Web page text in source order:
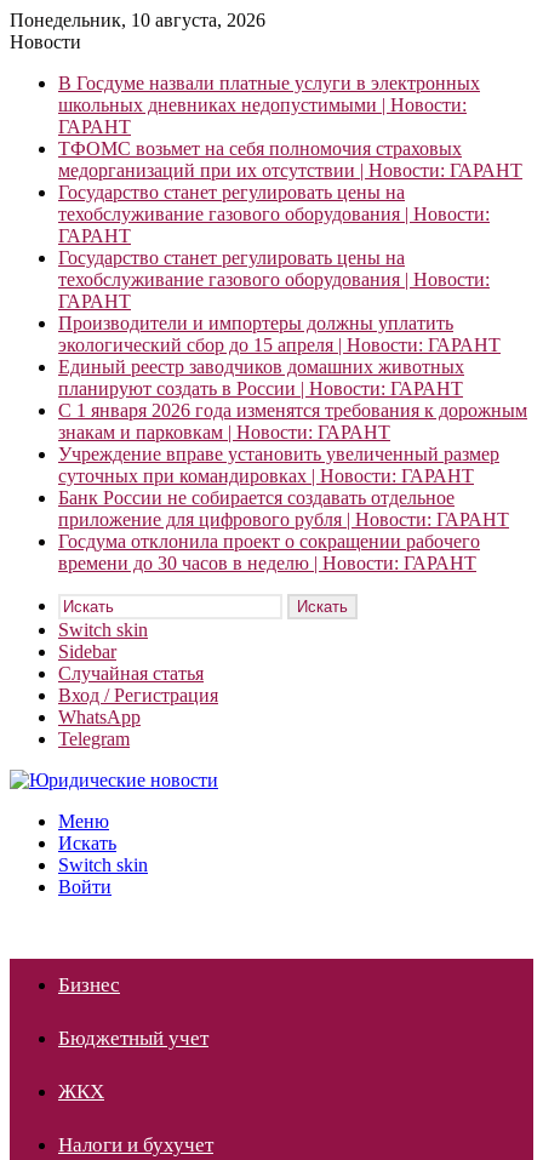
Понедельник, 10 августа, 2026
Новости
В Госдуме назвали платные услуги в электронных
школьных дневниках недопустимыми | Новости:
ГАРАНТ
ТФОМС возьмет на себя полномочия страховых
медорганизаций при их отсутствии | Новости: ГАРАНТ
Государство станет регулировать цены на
техобслуживание газового оборудования | Новости:
ГАРАНТ
Государство станет регулировать цены на
техобслуживание газового оборудования | Новости:
ГАРАНТ
Производители и импортеры должны уплатить
экологический сбор до 15 апреля | Новости: ГАРАНТ
Единый реестр заводчиков домашних животных
планируют создать в России | Новости: ГАРАНТ
С 1 января 2026 года изменятся требования к дорожным
знакам и парковкам | Новости: ГАРАНТ
Учреждение вправе установить увеличенный размер
суточных при командировках | Новости: ГАРАНТ
Банк России не собирается создавать отдельное
приложение для цифрового рубля | Новости: ГАРАНТ
Госдума отклонила проект о сокращении рабочего
времени до 30 часов в неделю | Новости: ГАРАНТ
Искать
Switch skin
Sidebar
Случайная статья
Вход / Регистрация
WhatsApp
Telegram
Меню
Искать
Switch skin
Войти
Бизнес
Бюджетный учет
ЖКХ
Налоги и бухучет